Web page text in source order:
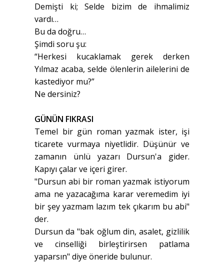
Demişti ki; Selde bizim de ihmalimiz
vardı…
Bu da doğru…
Şimdi soru şu:
“Herkesi kucaklamak gerek derken
Yılmaz acaba, selde ölenlerin ailelerini de
kastediyor mu?”
Ne dersiniz?
GÜNÜN FIKRASI
Temel bir gün roman yazmak ister, işi
ticarete vurmaya niyetlidir. Düşünür ve
zamanın ünlü yazarı Dursun'a gider.
Kapıyı çalar ve içeri girer.
"Dursun abi bir roman yazmak istiyorum
ama ne yazacağıma karar veremedim iyi
bir şey yazmam lazım tek çıkarım bu abi"
der.
Dursun da "bak oğlum din, asalet, gizlilik
ve cinselliği birleştirirsen patlama
yaparsın" diye öneride bulunur.